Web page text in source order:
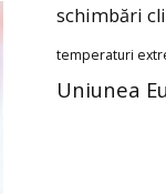
schimbări
temperaturi
Uniunea